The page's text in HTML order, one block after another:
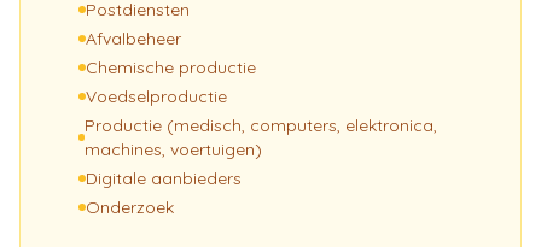
Postdiensten
Afvalbeheer
Chemische productie
Voedselproductie
Productie (medisch, computers, elektronica,
machines, voertuigen)
Digitale aanbieders
Onderzoek